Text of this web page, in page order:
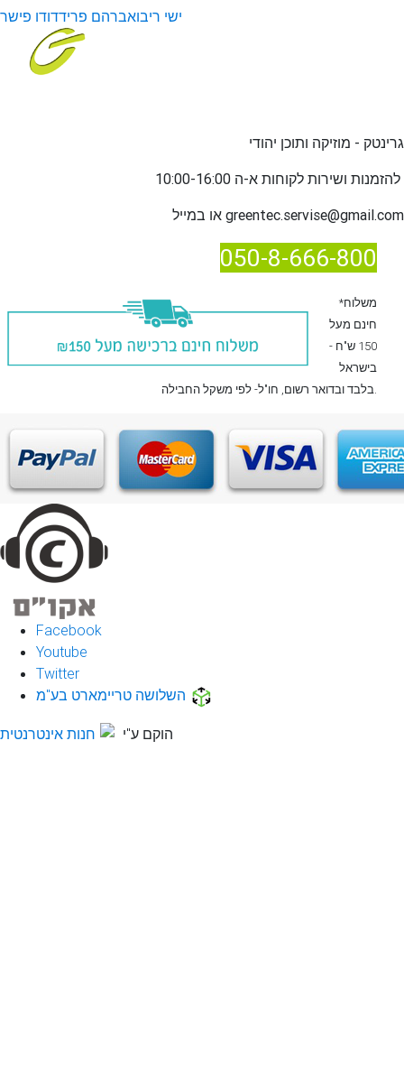
ישי ריבואברהם פרידדודו פישר
גרינטק - מוזיקה ותוכן יהודי
להזמנות ו
greentec.servise@gmail.com
050-8-666-800
*משלוח
חינם מעל
150 ש"ח -
בישראל
בלבדובדואר רשום , חו"ל- לפי משקל החבילה.
Facebook
Youtube
Twitter
השלושה טריימארט בע"מ
הוקם ע"י חנות אינטרנטית